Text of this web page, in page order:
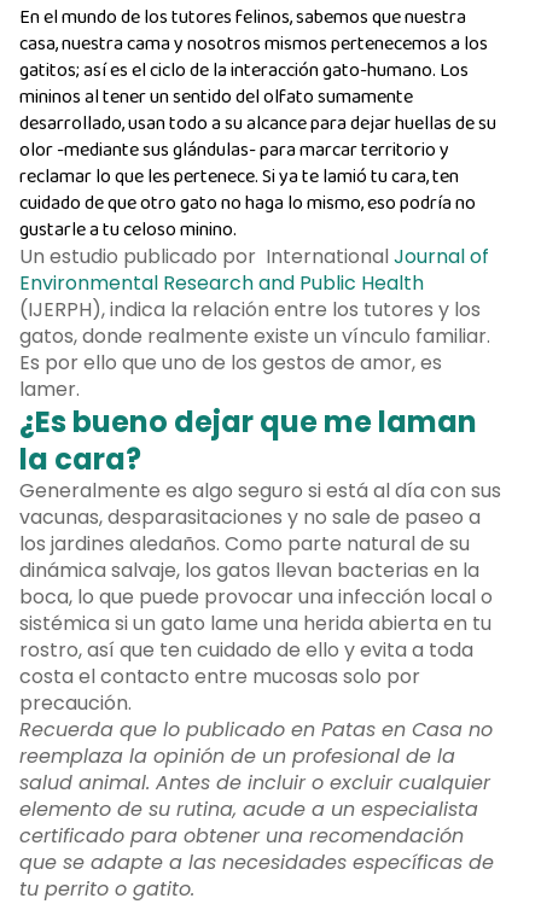
En el mundo de los tutores felinos, sabemos que nuestra
casa, nuestra cama y nosotros mismos pertenecemos a los
gatitos; así es el ciclo de la interacción gato-humano. Los
mininos al tener un sentido del olfato sumamente
desarrollado, usan todo a su alcance para dejar huellas de su
olor -mediante sus glándulas- para marcar territorio y
reclamar lo que les pertenece. Si ya te lamió tu cara, ten
cuidado de que otro gato no haga lo mismo, eso podría no
gustarle a tu celoso minino.
Un estudio publicado por InternationalJournal of
Environmental Research and Public Health
(IJERPH), indica la relación entre los tutores y los
gatos, donde realmente existe un vínculo familiar.
Es por ello que uno de los gestos de amor, es
lamer.
¿Es bueno dejar que me laman
la cara?
Generalmente es algo seguro si está al día con sus
vacunas, desparasitaciones y no sale de paseo a
los jardines aledaños. Como parte natural de su
dinámica salvaje, los gatos llevan bacterias en la
boca, lo que puede provocar una infección local o
sistémica si un gato lame una herida abierta en tu
rostro, así que ten cuidado de ello y evita a toda
costa el contacto entre mucosas solo por
precaución.
Recuerda que lo publicado en Patas en Casa no
reemplaza la opinión de un profesional de la
salud animal. Antes de incluir o excluir cualquier
elemento de su rutina, acude a un especialista
certificado para obtener una recomendación
que se adapte a las necesidades específicas de
tu perrito o gatito.